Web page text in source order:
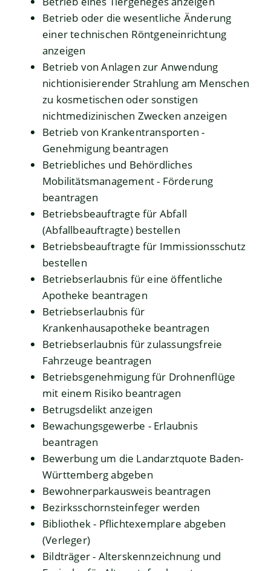
Betrieb oder die wesentliche Änderung
einer technischen Röntgeneinrichtung
anzeigen
Betrieb von Anlagen zur Anwendung
nichtionisierender Strahlung am Menschen
zu kosmetischen oder sonstigen
nichtmedizinischen Zwecken anzeigen
Betrieb von Krankentransporten -
Genehmigung beantragen
Betriebliches und Behördliches
Mobilitätsmanagement - Förderung
beantragen
Betriebsbeauftragte für Abfall
(Abfallbeauftragte) bestellen
Betriebsbeauftragte für Immissionsschutz
bestellen
Betriebserlaubnis für eine öffentliche
Apotheke beantragen
Betriebserlaubnis für
Krankenhausapotheke beantragen
Betriebserlaubnis für zulassungsfreie
Fahrzeuge beantragen
Betriebsgenehmigung für Drohnenflüge
mit einem Risiko beantragen
Betrugsdelikt anzeigen
Bewachungsgewerbe - Erlaubnis
beantragen
Bewerbung um die Landarztquote Baden-
Württemberg abgeben
Bewohnerparkausweis beantragen
Bezirksschornsteinfeger werden
Bibliothek - Pflichtexemplare abgeben
(Verleger)
Bildträger - Alterskennzeichnung und